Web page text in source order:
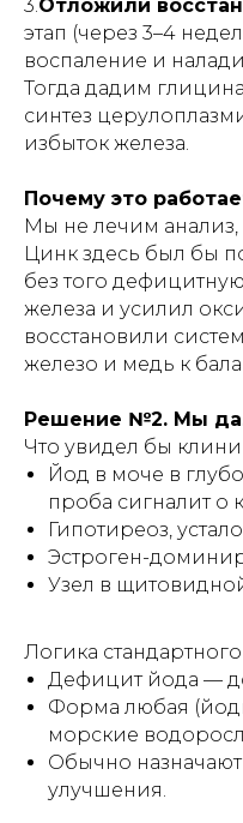
3.Отложили
этап (через 3–4
воспаление и
Тогда дадим
синтез
избыток железа.
Почему это
Мы не лечим
Цинк здесь был бы
без того
железа и усилил
восстановили
железо и медь к
Решение №2. Мы
Что увидел бы
Йод в моче в
проба сигналит о
Гипотиреоз,
Эстроген-
Узел в
Логика
Дефицит йода —
Форма любая
морские
Обычно
улучшения.